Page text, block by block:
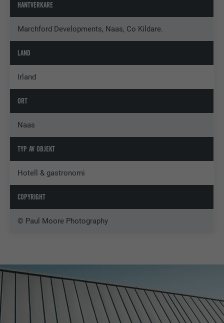
HANTVERKARE
Marchford Developments, Naas, Co Kildare.
LAND
Irland
ORT
Naas
TYP AV OBJEKT
Hotell & gastronomi
COPYRIGHT
© Paul Moore Photography